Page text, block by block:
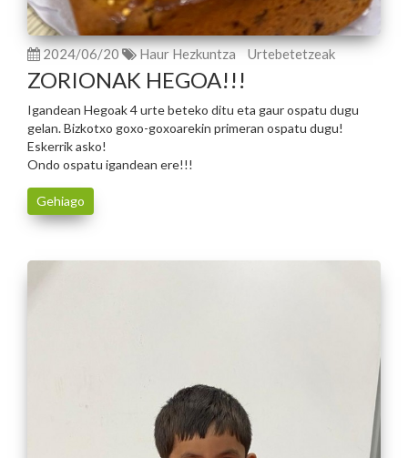
2024/06/20 Haur Hezkuntza Urtebetetzeak
ZORIONAK HEGOA!!!
Igandean Hegoak 4 urte beteko ditu eta gaur ospatu dugu
gelan. Bizkotxo goxo-goxoarekin primeran ospatu dugu!
Eskerrik asko!
Ondo ospatu igandean ere!!!
Gehiago